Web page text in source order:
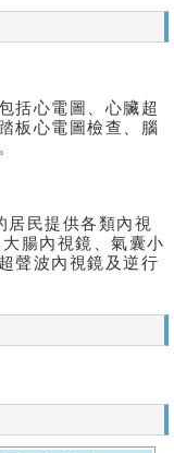
括心電圖、心臟超
板心電圖檢查、腦
民提供各類內視
腸內視鏡、氣囊小
聲波內視鏡及逆行